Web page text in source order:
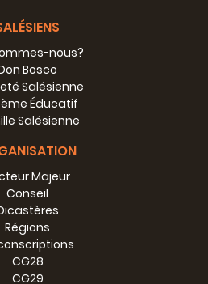
Oratorio Bambino
Gesù
de
1911
nous?
Bosco
Salésienne
Éducatif
Salésienne
Majeur
Conseil
Régions
CG28
CG29